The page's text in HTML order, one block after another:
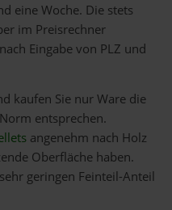
eine Woche. Die stets
im Preisrechner
Eingabe von PLZ und
kaufen Sie nur Ware die
entsprechen.
angenehm nach Holz
Oberfläche haben.
geringen Feinteil-Anteil